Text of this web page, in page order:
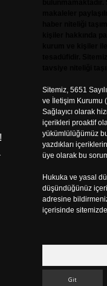
Sitemiz, 5651
ve İletişim Kurumu
Sağlayıcı olarak
içerikleri proaktif
yükümlülüğümüz
yazdıkları
üye olarak bu
Hukuka ve yasal
düşündüğünüz
adresine
içerisinde